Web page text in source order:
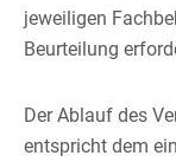
jeweiligen
Beurteilung
Der Ablauf des
entspricht dem